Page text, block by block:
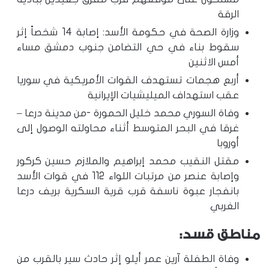
الرقة
وزارة الصحة في حكومة الأسد: إصابة 14 شخصاً إثر
سقوط بناء في حي التضامن جنوب دمشق مساء
أمس الاثنين
أربع هجمات تستهدف القوات الأمريكية في سوريا
عقب استهداف الميليشيات الإيرانية
وفاة السوري محمد خليل الحمورة -من مدينة درعا –
غرقا في البحر المتوسط أثناء محاولته الوصول إلى
أوروبا
مقتل النقيب محمد إبراهيم والملازم حسين كركور
وإصابة عنصر من مرتبات اللواء 112 في قوات الأسد
بانفجار عبوة ناسفة قرب قرية السكرية بريف درعا
الغربي
مناطق قسد:
وفاة الطفلة آرين عمر أيلو إثر حادث سير بالقرب من